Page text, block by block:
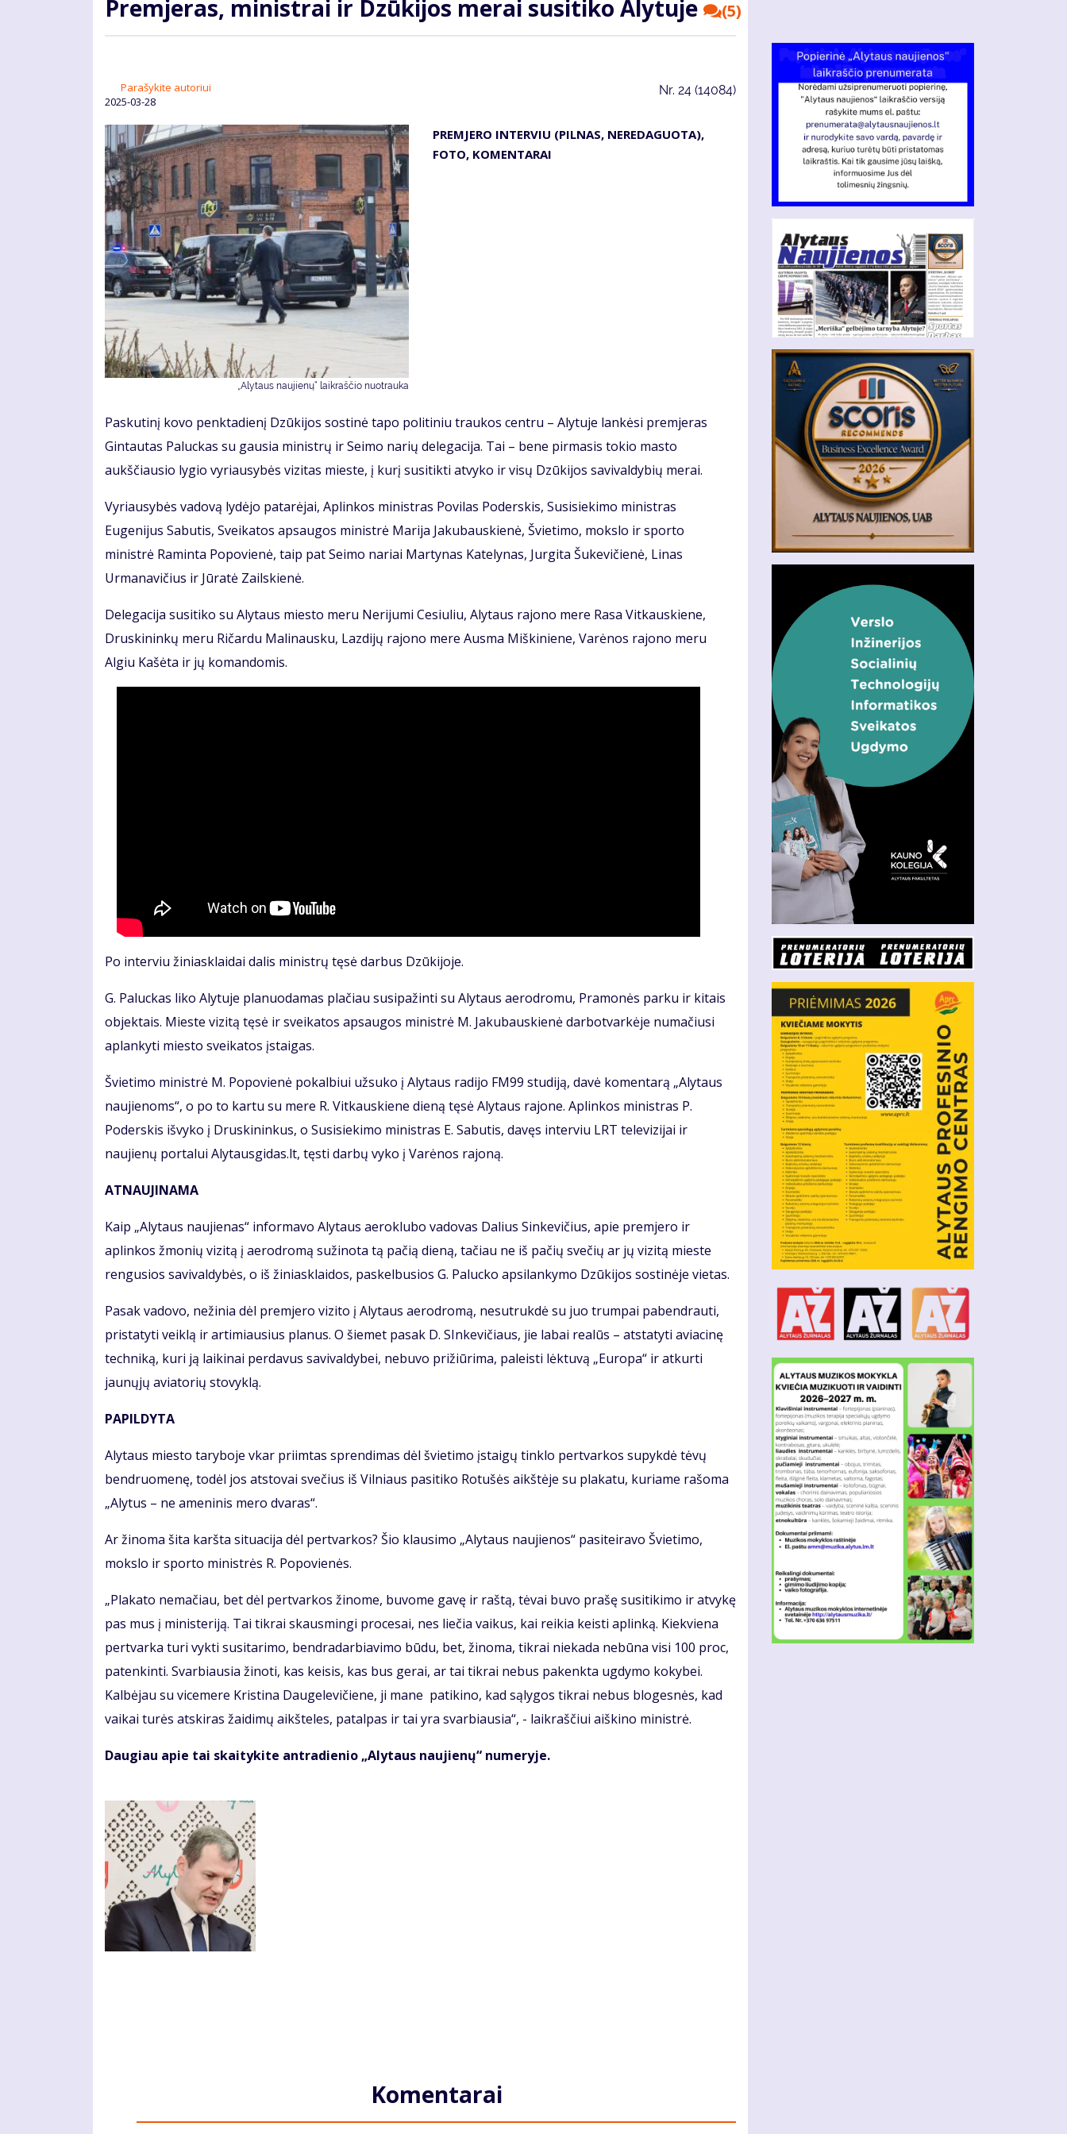
Premjeras, ministrai ir Dzūkijos merai susitiko Alytuje (5)
Parašykite autoriui
2025-03-28
Nr. 24 (14084)
„Alytaus naujienų“ laikraščio nuotrauka
PREMJERO INTERVIU (PILNAS, NEREDAGUOTA),
FOTO, KOMENTARAI
Paskutinį kovo penktadienį Dzūkijos sostinė tapo politiniu traukos centru – Alytuje lankėsi premjeras
Gintautas Paluckas su gausia ministrų ir Seimo narių delegacija. Tai – bene pirmasis tokio masto
aukščiausio lygio vyriausybės vizitas mieste, į kurį susitikti atvyko ir visų Dzūkijos savivaldybių merai.
Vyriausybės vadovą lydėjo patarėjai, Aplinkos ministras Povilas Poderskis, Susisiekimo ministras
Eugenijus Sabutis, Sveikatos apsaugos ministrė Marija Jakubauskienė, Švietimo, mokslo ir sporto
ministrė Raminta Popovienė, taip pat Seimo nariai Martynas Katelynas, Jurgita Šukevičienė, Linas
Urmanavičius ir Jūratė Zailskienė.
Delegacija susitiko su Alytaus miesto meru Nerijumi Cesiuliu, Alytaus rajono mere Rasa Vitkauskiene,
Druskininkų meru Ričardu Malinausku, Lazdijų rajono mere Ausma Miškiniene, Varėnos rajono meru
Algiu Kašėta ir jų komandomis.
Po interviu žiniasklaidai dalis ministrų tęsė darbus Dzūkijoje.
G. Paluckas liko Alytuje planuodamas plačiau susipažinti su Alytaus aerodromu, Pramonės parku ir kitais
objektais. Mieste vizitą tęsė ir sveikatos apsaugos ministrė M. Jakubauskienė darbotvarkėje numačiusi
aplankyti miesto sveikatos įstaigas.
Švietimo ministrė M. Popovienė pokalbiui užsuko į Alytaus radijo FM99 studiją, davė komentarą „Alytaus
naujienoms“, o po to kartu su mere R. Vitkauskiene dieną tęsė Alytaus rajone. Aplinkos ministras P.
Poderskis išvyko į Druskininkus, o Susisiekimo ministras E. Sabutis, davęs interviu LRT televizijai ir
naujienų portalui Alytausgidas.lt, tęsti darbų vyko į Varėnos rajoną.
ATNAUJINAMA
Kaip „Alytaus naujienas“ informavo Alytaus aeroklubo vadovas Dalius Sinkevičius, apie premjero ir
aplinkos žmonių vizitą į aerodromą sužinota tą pačią dieną, tačiau ne iš pačių svečių ar jų vizitą mieste
rengusios savivaldybės, o iš žiniasklaidos, paskelbusios G. Palucko apsilankymo Dzūkijos sostinėje vietas.
Pasak vadovo, nežinia dėl premjero vizito į Alytaus aerodromą, nesutrukdė su juo trumpai pabendrauti,
pristatyti veiklą ir artimiausius planus. O šiemet pasak D. SInkevičiaus, jie labai realūs – atstatyti aviacinę
techniką, kuri ją laikinai perdavus savivaldybei, nebuvo prižiūrima, paleisti lėktuvą „Europa“ ir atkurti
jaunųjų aviatorių stovyklą.
PAPILDYTA
Alytaus miesto taryboje vkar priimtas sprendimas dėl švietimo įstaigų tinklo pertvarkos supykdė tėvų
bendruomenę, todėl jos atstovai svečius iš Vilniaus pasitiko Rotušės aikštėje su plakatu, kuriame rašoma
„Alytus – ne ameninis mero dvaras“.
Ar žinoma šita karšta situacija dėl pertvarkos? Šio klausimo „Alytaus naujienos“ pasiteiravo Švietimo,
mokslo ir sporto ministrės R. Popovienės.
„Plakato nemačiau, bet dėl pertvarkos žinome, buvome gavę ir raštą, tėvai buvo prašę susitikimo ir atvykę
pas mus į ministeriją. Tai tikrai skausmingi procesai, nes liečia vaikus, kai reikia keisti aplinką. Kiekviena
pertvarka turi vykti susitarimo, bendradarbiavimo būdu, bet, žinoma, tikrai niekada nebūna visi 100 proc,
patenkinti. Svarbiausia žinoti, kas keisis, kas bus gerai, ar tai tikrai nebus pakenkta ugdymo kokybei.
Kalbėjau su vicemere Kristina Daugelevičiene, ji mane patikino, kad sąlygos tikrai nebus blogesnės, kad
vaikai turės atskiras žaidimų aikšteles, patalpas ir tai yra svarbiausia“, - laikraščiui aiškino ministrė.
Daugiau apie tai skaitykite antradienio „Alytaus naujienų“ numeryje.
Komentarai